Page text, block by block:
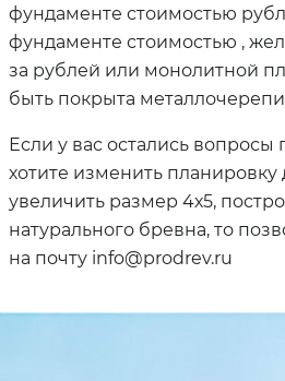
фундаменте стоимостью
фундаменте стоимостью ,
за рублей или монолитной
быть покрыта
Если у вас остались
хотите изменить
увеличить размер 4х5,
натурального бревна, то
на почту info@prodrev.ru